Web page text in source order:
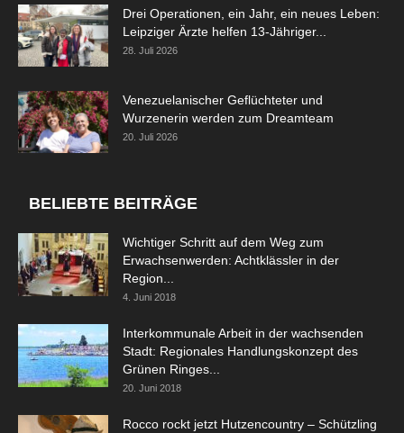
Drei Operationen, ein Jahr, ein neues Leben:
Leipziger Ärzte helfen 13-Jähriger...
28. Juli 2026
Venezuelanischer Geflüchteter und
Wurzenerin werden zum Dreamteam
20. Juli 2026
BELIEBTE BEITRÄGE
Wichtiger Schritt auf dem Weg zum
Erwachsenwerden: Achtklässler in der
Region...
4. Juni 2018
Interkommunale Arbeit in der wachsenden
Stadt: Regionales Handlungskonzept des
Grünen Ringes...
20. Juni 2018
Rocco rockt jetzt Hutzencountry – Schützling